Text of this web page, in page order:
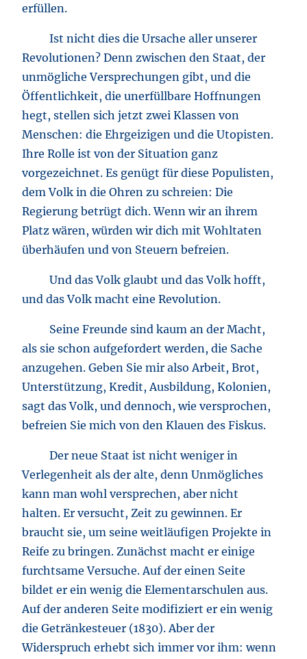
erfüllen.
Ist nicht dies die Ursache aller unserer
Revolutionen? Denn zwischen den Staat, der
unmögliche Versprechungen gibt, und die
Öffentlichkeit, die unerfüllbare Hoffnungen
hegt, stellen sich jetzt zwei Klassen von
Menschen: die Ehrgeizigen und die Utopisten.
Ihre Rolle ist von der Situation ganz
vorgezeichnet. Es genügt für diese Populisten,
dem Volk in die Ohren zu schreien: Die
Regierung betrügt dich. Wenn wir an ihrem
Platz wären, würden wir dich mit Wohltaten
überhäufen und von Steuern befreien.
Und das Volk glaubt und das Volk hofft,
und das Volk macht eine Revolution.
Seine Freunde sind kaum an der Macht,
als sie schon aufgefordert werden, die Sache
anzugehen. Geben Sie mir also Arbeit, Brot,
Unterstützung, Kredit, Ausbildung, Kolonien,
sagt das Volk, und dennoch, wie versprochen,
befreien Sie mich von den Klauen des Fiskus.
Der neue Staat ist nicht weniger in
Verlegenheit als der alte, denn Unmögliches
kann man wohl versprechen, aber nicht
halten. Er versucht, Zeit zu gewinnen. Er
braucht sie, um seine weitläufigen Projekte in
Reife zu bringen. Zunächst macht er einige
furchtsame Versuche. Auf der einen Seite
bildet er ein wenig die Elementarschulen aus.
Auf der anderen Seite modifiziert er ein wenig
die Getränkesteuer (1830). Aber der
Widerspruch erhebt sich immer vor ihm: wenn